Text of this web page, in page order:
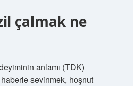
çalmak ne
anlamı (TDK)
sevinmek, hoşnut